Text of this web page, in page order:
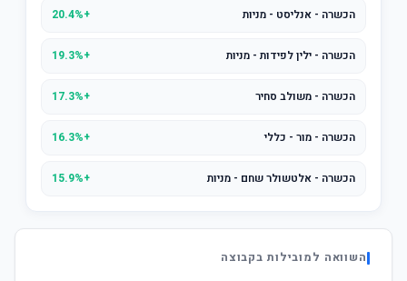
הכשרה - אנליסט - מניות +20.4%
הכשרה - ילין לפידות - מניות +19.3%
הכשרה - משולב סחיר +17.3%
הכשרה - מור - כללי +16.3%
הכשרה - אלטשולר שחם - מניות +15.9%
השוואה למובילות בקבוצה